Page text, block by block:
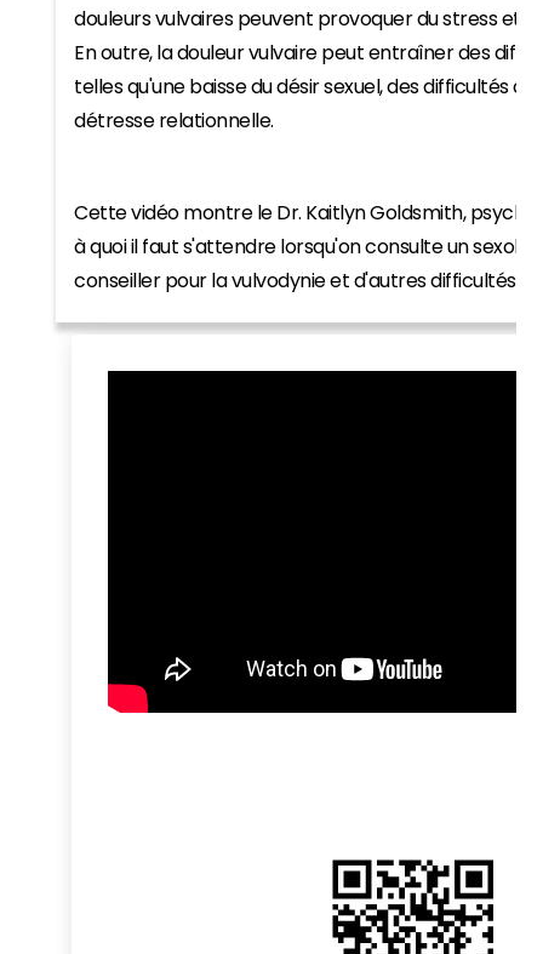
douleurs vulvaires peuvent provoquer du stress et
En outre, la douleur vulvaire peut entraîner des
telles qu'une baisse du désir sexuel, des difficultés
détresse relationnelle.
Cette vidéo montre le Dr. Kaitlyn Goldsmith,
à quoi il faut s'attendre lorsqu'on consulte un
conseiller pour la vulvodynie et d'autres difficultés